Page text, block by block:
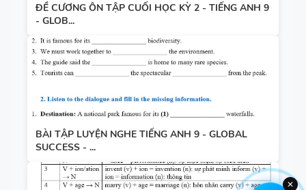
ĐỀ CƯƠNG ÔN TẬP CUỐI HỌC KỲ 2 - TIẾNG ANH 9
- GLOB...
BÀI TẬP LUYỆN NGHE TIẾNG ANH 9 - GLOBAL
SUCCESS - ...
✕